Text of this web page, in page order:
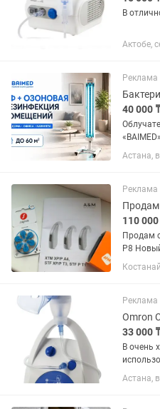
В
Актобе,
Реклама
40 000
60...
Астана,
Реклама
Продам
110
Продам
P8
для
Реклама
33 000
В очень
носа
Астана,